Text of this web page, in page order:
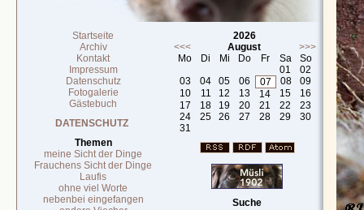
Startseite
Archiv
Kontakt
Impressum
Datenschutz
Fotogalerie
Gästebuch
DATENSCHUTZ
Themen
meine Sicht der Dinge
Frauchens Sicht der Dinge
Laufis
ohne viel Worte
nebenbei eingefangen
2026
<<<
August
>>>
Mo
Di Mi Do Fr Sa
So
01
02
03
04 05 06 07 08
09
10
11 12 13 14 15
16
17
18 19 20 21 22
23
24
25 26 27 28 29
30
31
Suche